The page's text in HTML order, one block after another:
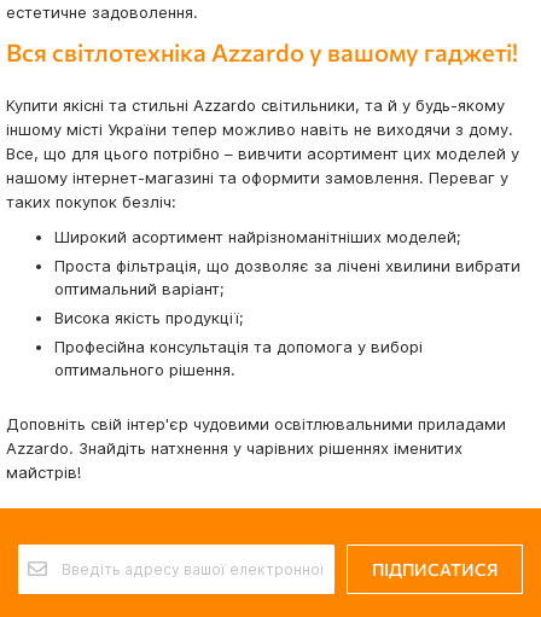
естетичне задоволення.
Вся світлотехніка Azzardo у вашому гаджеті!
Купити якісні та стильні Azzardo світильники, та й у будь-якому
іншому місті України тепер можливо навіть не виходячи з дому.
Все, що для цього потрібно – вивчити асортимент цих моделей у
нашому інтернет-магазині та оформити замовлення. Переваг у
таких покупок безліч:
Широкий асортимент найрізноманітніших моделей;
Проста фільтрація, що дозволяє за лічені хвилини вибрати
оптимальний варіант;
Висока якість продукції;
Професійна консультація та допомога у виборі
оптимального рішення.
Доповніть свій інтер'єр чудовими освітлювальними приладами
Azzardo. Знайдіть натхнення у чарівних рішеннях іменитих
майстрів!
ПІДПИСАТИСЯ